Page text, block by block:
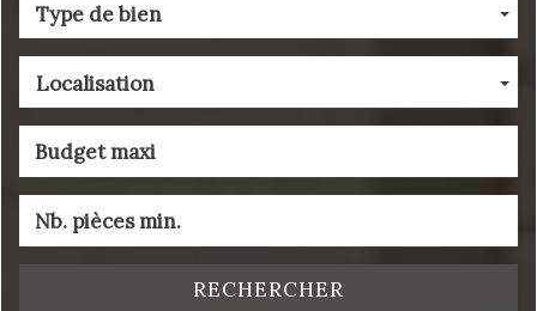
Type de bien
Localisation
RECHERCHER